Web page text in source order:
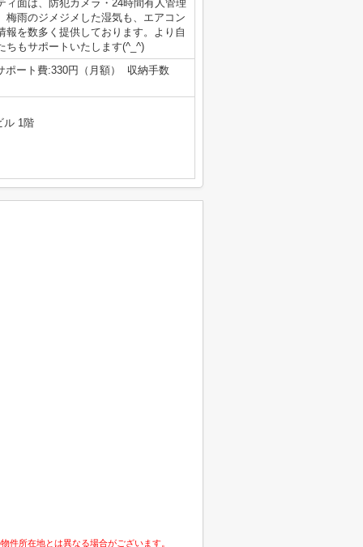
面は、防犯カメラ・24時間有人管理
雨のジメジメした湿気も、エアコン
を数多く提供しております。より自
ちもサポートいたします(^_^)
ート費:330円（月額） 収納手数
ル 1階
件所在地とは異なる場合がございます。